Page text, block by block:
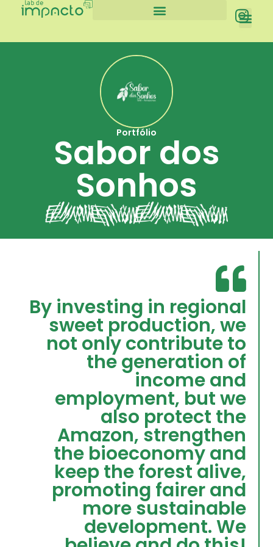
Portfólio
Sabor dos
Sonhos
By investing in regional
sweet production, we
not only contribute to
the generation of
income and
employment, but we
also protect the
Amazon, strengthen
the bioeconomy and
keep the forest alive,
promoting fairer and
more sustainable
development. We